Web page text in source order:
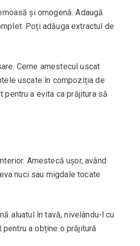
și omogenă. Adaugă
Poți adăuga extractul de
Cerne amestecul uscat
uscate în compoziția de
pentru a evita ca prăjitura să
Amestecă ușor, având
nuci sau migdale tocate
aluatul în tavă, nivelându-l cu
a obține o prăjitură